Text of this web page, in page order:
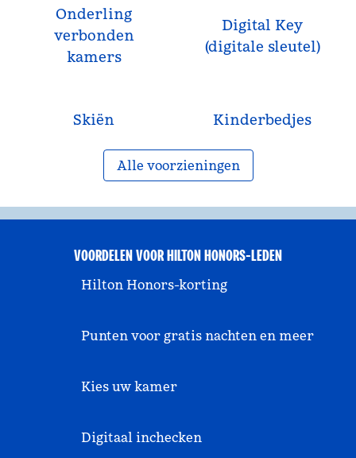
Onderling
verbonden
kamers
Digital Key
(digitale sleutel)
Skiën Kinderbedjes
Alle voorzieningen
VOORDELEN VOOR HILTON HONORS-LEDEN
Hilton Honors-korting
Punten voor gratis nachten en meer
Kies uw kamer
Digitaal inchecken